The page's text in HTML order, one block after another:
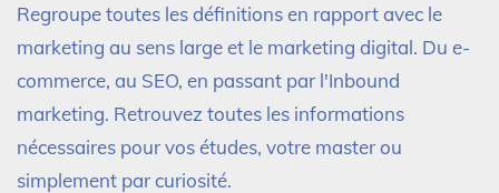
Regroupe toutes les définitions en rapport avec le
marketing au sens large et le marketing digital. Du e-
commerce, au SEO, en passant par l'Inbound
marketing. Retrouvez toutes les informations
nécessaires pour vos études, votre master ou
simplement par curiosité.